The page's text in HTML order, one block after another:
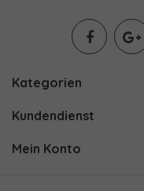
Kategorien
Kundendienst
Mein Konto